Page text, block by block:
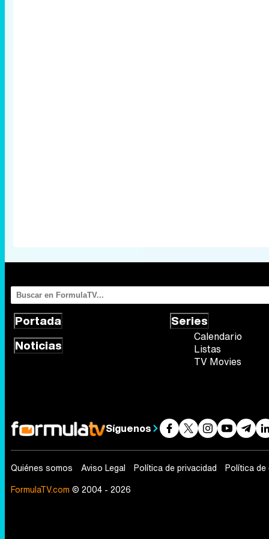
Portada
Noticias
Series
Calendario
Listas
TV Movies
Síguenos
Quiénes somos Aviso Legal Política de privacidad Política
FormulaTV.com © 2004 - 2026